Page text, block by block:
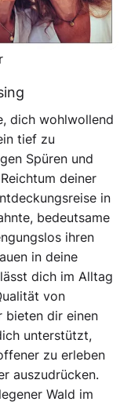
dich wohlwollend
tief zu
Spüren und
deiner
in
bedeutsame
ihren
in deine
dich im Alltag
von
dir einen
unterstützt,
zu erleben
auszudrücken.
Wald im